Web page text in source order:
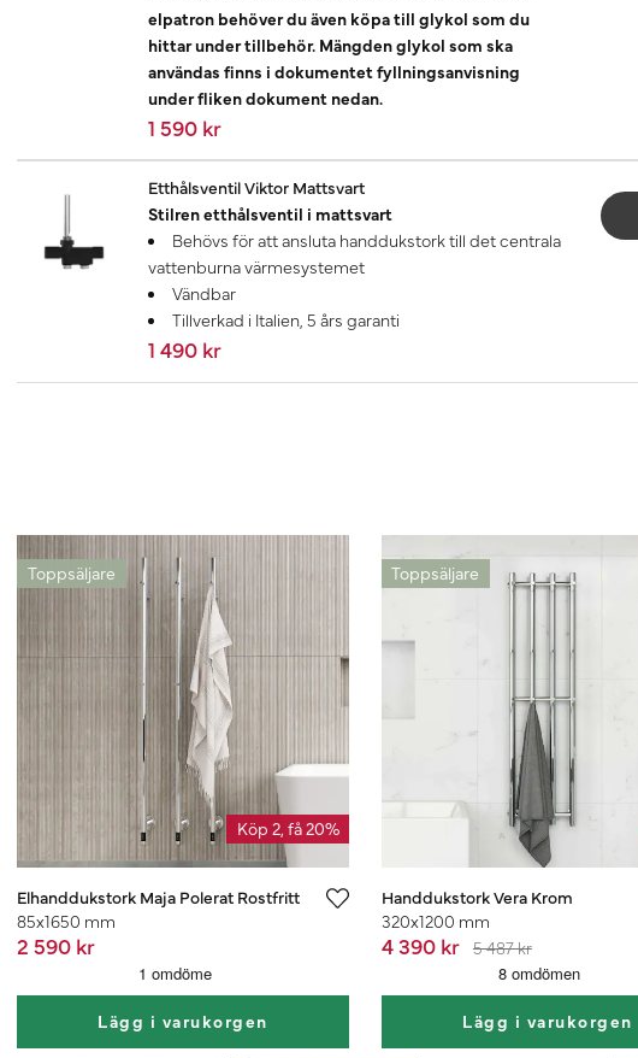
elpatron behöver du även köpa till glykol som du
hittar under tillbehör. Mängden glykol som ska
användas finns i dokumentet fyllningsanvisning
under fliken dokument nedan.
1 590 kr
Etthålsventil Viktor Mattsvart
Stilren etthålsventil i mattsvart
Behövs för att ansluta handdukstork till det centrala
vattenburna värmesystemet
Vändbar
Tillverkad i Italien, 5 års garanti
1 490 kr
Toppsäljare
Köp 2, få 20%
Elhanddukstork Maja Polerat Rostfritt
85x1650 mm
2 590 kr
Lägg i varukorgen
Toppsäljare
Handdukstork Vera Krom
320x1200 mm
4 390 kr 5 487 kr
Lägg i varukorgen